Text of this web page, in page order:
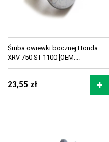
Śruba owiewki bocznej Honda
XRV 750 ST 1100 [OEM:...
23,55 zł